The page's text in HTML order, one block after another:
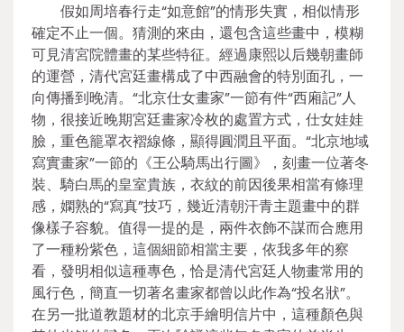
假如周培春行走“如意館”的情形失實，相似情形
確定不止一個。猜測的來由，還包含這些畫中，模糊
可見清宮院體畫的某些特征。經過康熙以后幾朝畫師
的運營，清代宮廷畫構成了中西融會的特別面孔，一
向傳播到晚清。“北京仕女畫家”一節有件“西廂記”人
物，很接近晚期宮廷畫家冷枚的處置方式，仕女娃娃
臉，重色籠罩衣褶線條，顯得圓潤且平面。“北京地域
寫實畫家”一節的《王公騎馬出行圖》，刻畫一位著冬
裝、騎白馬的皇室貴族，衣紋的前因後果相當有條理
感，嫻熟的“寫真”技巧，幾近清朝汗青主題畫中的群
像樣子容貌。值得一提的是，兩件衣飾不謀而合應用
了一種粉紫色，這個細節相當主要，依我多年的察
看，發明相似這種專色，恰是清代宮廷人物畫常用的
風行色，簡直一切著名畫家都曾以此作為“投名狀”。
在另一批道教題材的北京手繪明信片中，這種顏色與